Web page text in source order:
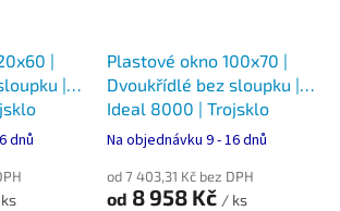
|
|
dnů
Plastové okno 100x70 |
Dvoukřídlé bez sloupku |
Ideal 8000 | Trojsklo
Na objednávku 9 - 16 dnů
od 7 403,31 Kč bez DPH
od 8 958 Kč / ks